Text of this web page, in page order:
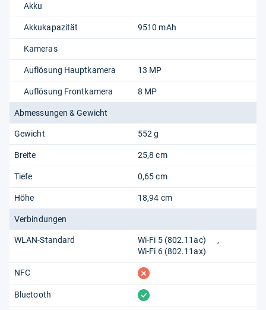
Akku
Akkukapazität 9510 mAh
Kameras
Auflösung Hauptkamera 13 MP
Auflösung Frontkamera 8 MP
Abmessungen & Gewicht
Gewicht 552 g
Breite 25,8 cm
Tiefe 0,65 cm
Höhe 18,94 cm
Verbindungen
WLAN-Standard
Wi-Fi 5 (802.11​ac)
Wi-Fi 6 (802.11​ax)
NFC fehlt
Bluetooth vorhanden